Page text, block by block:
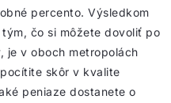
percento. Výsledkom
čo si môžete dovoliť po
je v oboch metropolách
skôr v kvalite
peniaze dostanete o